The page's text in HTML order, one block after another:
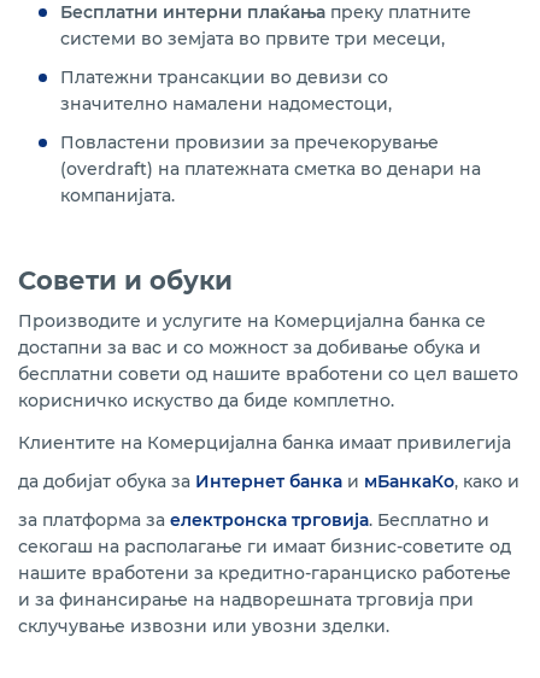
Бесплатни интерни плаќања преку платните
системи во земјата во првите три месеци,
Платежни трансакции во девизи со
значително намалени надоместоци,
Повластени провизии за пречекорување
(оverdraft) на платежната сметка во денари на
компанијата.
Совети и обуки
Производите и услугите на Комерцијална банка се
достапни за вас и со можност за добивање обука и
бесплатни совети од нашите вработени со цел вашето
корисничко искуство да биде комплетно.
Клиентите на Комерцијална банка имаат привилегија
да добијат обука за Интернет банка и мБанкаКо, како и
за платформа за електронска трговија. Бесплатно и
секогаш на располагање ги имаат бизнис-советите од
нашите вработени за кредитно-гаранциско работење
и за финансирање на надворешната трговија при
склучување извозни или увозни зделки.